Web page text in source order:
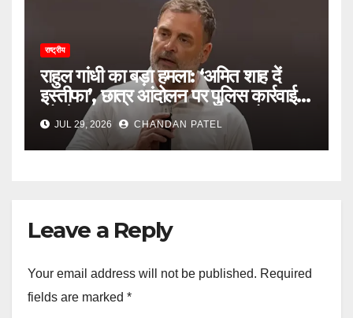
राष्ट्रीय
राहुल गांधी का बड़ा हमला: ‘अमित शाह दें
इस्तीफा’, छात्र आंदोलन पर पुलिस कार्रवाई
को लेकर सरकार पर लगाए गंभीर आरोप
JUL 29, 2026 CHANDAN PATEL
Leave a Reply
Your email address will not be published. Required
fields are marked *